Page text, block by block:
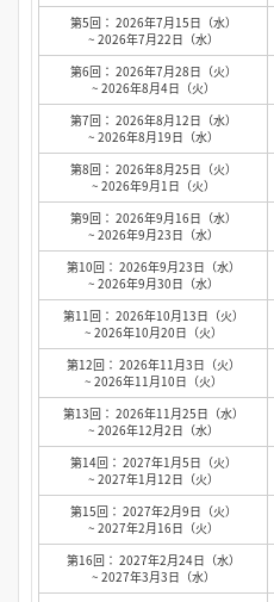
第5回： 2026年7月15日（水）
~ 2026年7月22日（水）
第6回： 2026年7月28日（火）
~ 2026年8月4日（火）
第7回： 2026年8月12日（水）
~ 2026年8月19日（水）
第8回： 2026年8月25日（火）
~ 2026年9月1日（火）
第9回： 2026年9月16日（水）
~ 2026年9月23日（水）
第10回： 2026年9月23日（水）
~ 2026年9月30日（水）
第11回： 2026年10月13日（火）
~ 2026年10月20日（火）
第12回： 2026年11月3日（火）
~ 2026年11月10日（火）
第13回： 2026年11月25日（水）
~ 2026年12月2日（水）
第14回： 2027年1月5日（火）
~ 2027年1月12日（火）
第15回： 2027年2月9日（火）
~ 2027年2月16日（火）
第16回： 2027年2月24日（水）
~ 2027年3月3日（水）